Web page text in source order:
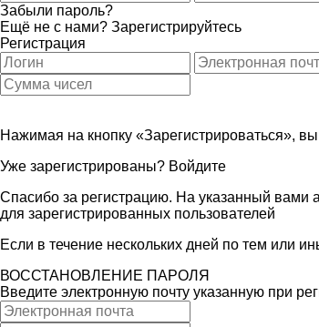
Забыли пароль?
Ещё не с нами? Зарегистрируйтесь
Регистрация
Нажимая на кнопку «Зарегистрироваться»,
Уже зарегистрированы? Войдите
Спасибо за регистрацию. На указанный вами
для зарегистрированных пользователей
Если в течение нескольких дней по тем или
ВОССТАНОВЛЕНИЕ ПАРОЛЯ
Введите электронную почту указанную при